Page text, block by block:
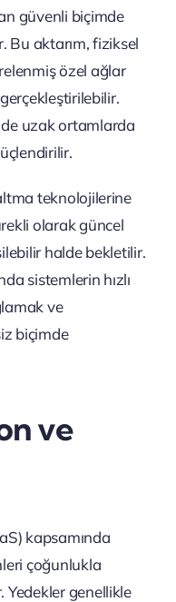
güvenli biçimde
Bu aktarım, fiziksel
özel ağlar
uzak ortamlarda
teknolojilerine
olarak güncel
halde bekletilir.
sistemlerin hızlı
ve
biçimde
ve
kapsamında
çoğunlukla
Yedekler genellikle